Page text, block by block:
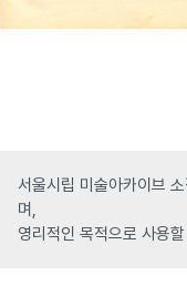
서울시립 미술아카이브
며,
영리적인 목적으로 사용